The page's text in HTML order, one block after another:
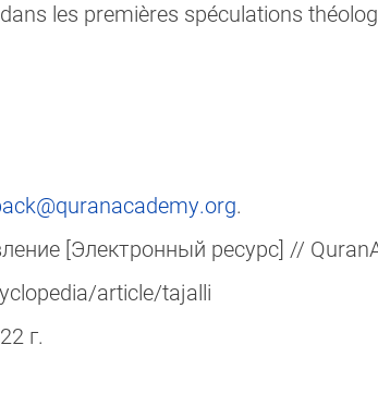
les premières spéculations
.
[Электронный ресурс] //
article/tajalli
г.